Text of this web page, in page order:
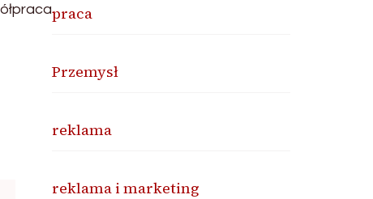
praca
Przemysł
reklama
reklama i marketing